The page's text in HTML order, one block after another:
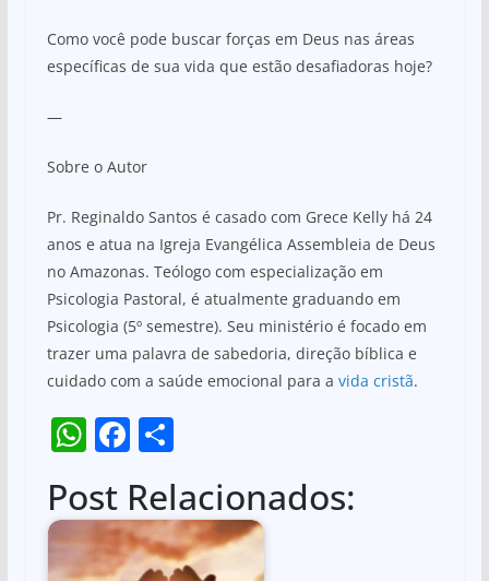
Como você pode buscar forças em Deus nas áreas
específicas de sua vida que estão desafiadoras hoje?
—
Sobre o Autor
Pr. Reginaldo Santos é casado com Grece Kelly há 24
anos e atua na Igreja Evangélica Assembleia de Deus
no Amazonas. Teólogo com especialização em
Psicologia Pastoral, é atualmente graduando em
Psicologia (5º semestre). Seu ministério é focado em
trazer uma palavra de sabedoria, direção bíblica e
cuidado com a saúde emocional para a vida cristã.
W
at
s
F
c
e
S
ar
e
Post Relacionados: